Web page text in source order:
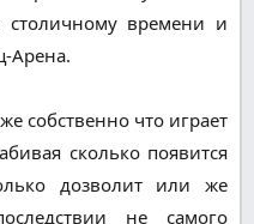
времени и
Арена.
собственно что играет
сколько появится
дозволит или же
не самого